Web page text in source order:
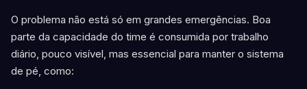
O problema não está só em grandes emergências. Boa
parte da capacidade do time é consumida por trabalho
diário, pouco visível, mas essencial para manter o sistema
de pé, como: